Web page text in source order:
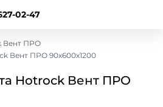
02-47
Вент ПРО
Вент ПРО 90х600х1200
Hotrock Вент ПРО